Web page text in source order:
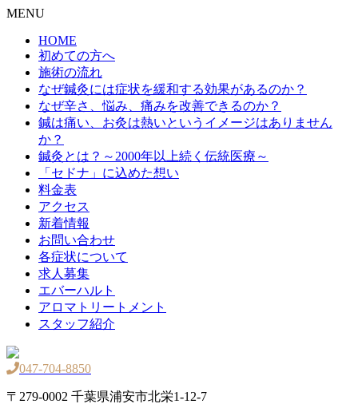
MENU
HOME
初めての方へ
施術の流れ
なぜ鍼灸には症状を緩和する効果があるのか？
なぜ辛さ、悩み、痛みを改善できるのか？
鍼は痛い、お灸は熱いというイメージはありません
か？
鍼灸とは？～2000年以上続く伝統医療～
「セドナ」に込めた想い
料金表
アクセス
新着情報
お問い合わせ
各症状について
求人募集
エバーハルト
アロマトリートメント
スタッフ紹介
047-704-8850
〒279-0002 千葉県浦安市北栄1-12-7